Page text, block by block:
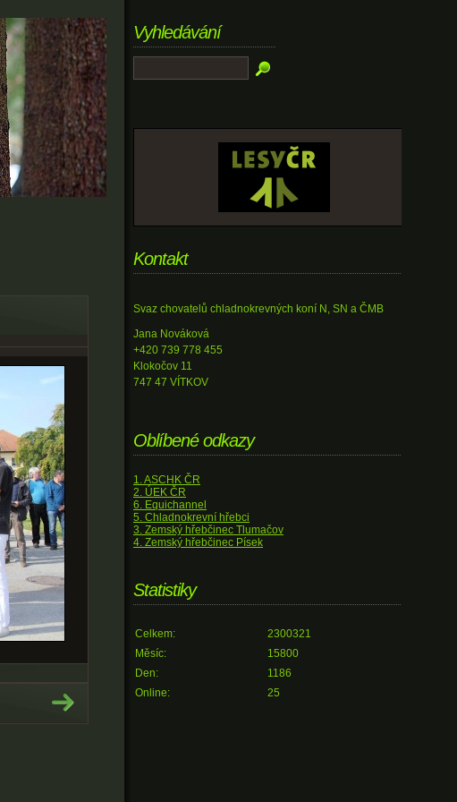
Vyhledávání
Kontakt
Svaz chovatelů chladnokrevných koní N, SN a ČMB
Jana Nováková
+420 739 778 455
Klokočov 11
747 47 VÍTKOV
Oblíbené odkazy
1. ASCHK ČR
2. ÚEK ČR
6. Equichannel
5. Chladnokrevní hřebci
3. Zemský hřebčinec Tlumačov
4. Zemský hřebčinec Písek
Statistiky
Online: 25
Celkem:
2300321
Měsíc:
15800
Den:
1186